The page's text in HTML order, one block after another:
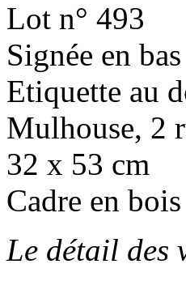
Lot n° 493
Signée en
Etiquette au
Mulhouse, 2
32 x 53 cm
Cadre en
Le détail des